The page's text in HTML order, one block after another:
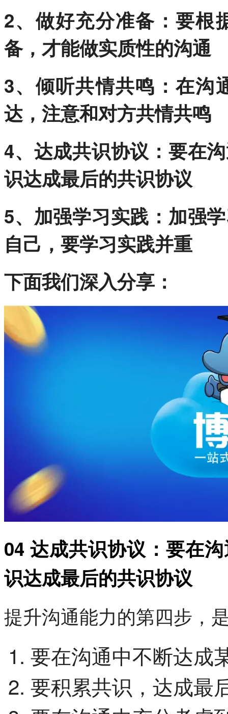
2、做好充分准备：要根
备，才能做实质性的沟通
3、倾听共情共鸣：在沟
达，注意和对方共情共鸣
4、达成共识协议：要在
识达成最后的共识协议
5、加强学习实践：加强
自己，要学习实践并重
下面我们深入分享：
04 达成共识协议：要在
识达成最后的共识协议
提升沟通能力的第四步，
要在沟通中不断达成
要积累共识，达成最